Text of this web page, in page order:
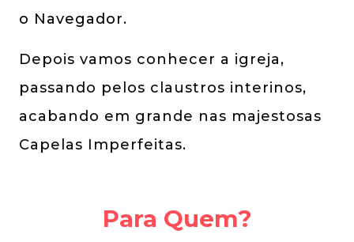
o Navegador.
Depois vamos conhecer a igreja,
passando pelos claustros interinos,
acabando em grande nas majestosas
Capelas Imperfeitas.
Para Quem?